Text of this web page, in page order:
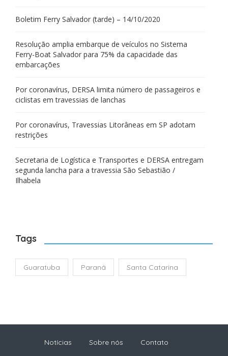
Boletim Ferry Salvador (tarde) – 14/10/2020
Resolução amplia embarque de veículos no Sistema
Ferry-Boat Salvador para 75% da capacidade das
embarcações
Por coronavírus, DERSA limita número de passageiros e
ciclistas em travessias de lanchas
Por coronavírus, Travessias Litorâneas em SP adotam
restrições
Secretaria de Logística e Transportes e DERSA entregam
segunda lancha para a travessia São Sebastião /
Ilhabela
Tags
Guaratuba Paraná Santa Catarina
Notícias Sobre nós Contato